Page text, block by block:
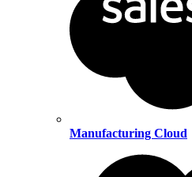
Manufacturing Cloud